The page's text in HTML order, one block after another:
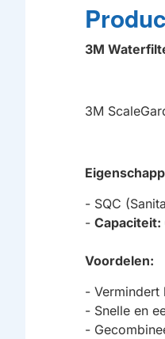
3M
3M
- SQC
- Capaciteit:
Voordelen:
- Vermindert
- Snelle en
-